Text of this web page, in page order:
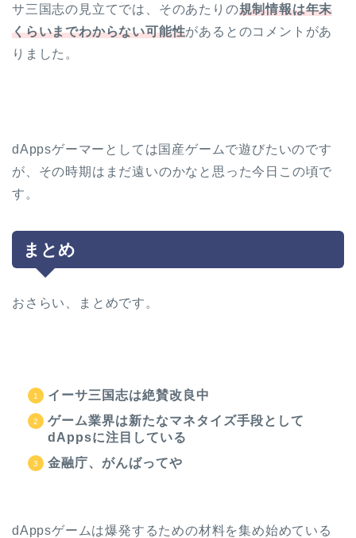
サ三国志の見立てでは、そのあたりの規制情報は年末
くらいまでわからない可能性があるとのコメントがあ
りました。
dAppsゲーマーとしては国産ゲームで遊びたいのです
が、その時期はまだ遠いのかなと思った今日この頃で
す。
まとめ
おさらい、まとめです。
イーサ三国志は絶賛改良中
ゲーム業界は新たなマネタイズ手段として
dAppsに注目している
金融庁、がんばってや
dAppsゲームは爆発するための材料を集め始めている